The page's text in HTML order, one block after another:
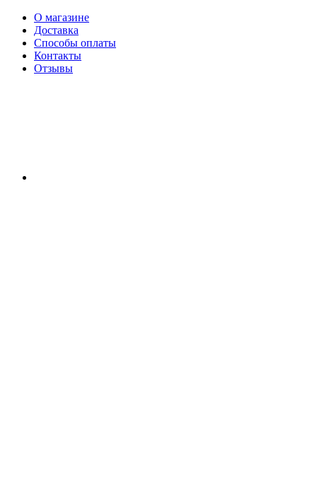
О магазине
Доставка
Способы оплаты
Контакты
Отзывы